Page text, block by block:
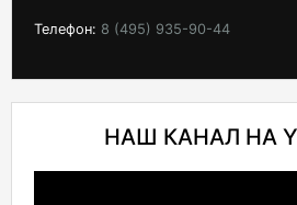
Телефон: 8 (495) 935-90-44
НАШ КАНАЛ НА